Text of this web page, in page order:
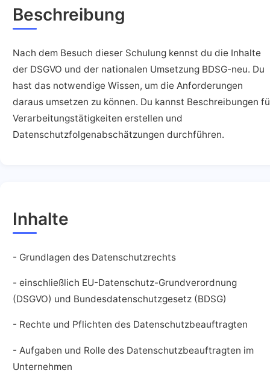
Beschreibung
Nach dem Besuch dieser Schulung kennst du die Inhalte
der DSGVO und der nationalen Umsetzung BDSG-neu. Du
hast das notwendige Wissen, um die Anforderungen
daraus umsetzen zu können. Du kannst Beschreibungen
Verarbeitungstätigkeiten erstellen und
Datenschutzfolgenabschätzungen durchführen.
Inhalte
- Grundlagen des Datenschutzrechts
- einschließlich EU-Datenschutz-Grundverordnung
(DSGVO) und Bundesdatenschutzgesetz (BDSG)
- Rechte und Pflichten des Datenschutzbeauftragten
- Aufgaben und Rolle des Datenschutzbeauftragten im
Unternehmen